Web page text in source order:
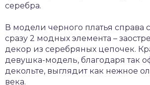
серебра.
В модели черного платья справа
сразу 2 модных элемента –
декор из серебряных цепочек.
девушка-модель, благодаря так
декольте, выглядит как нежное
века.